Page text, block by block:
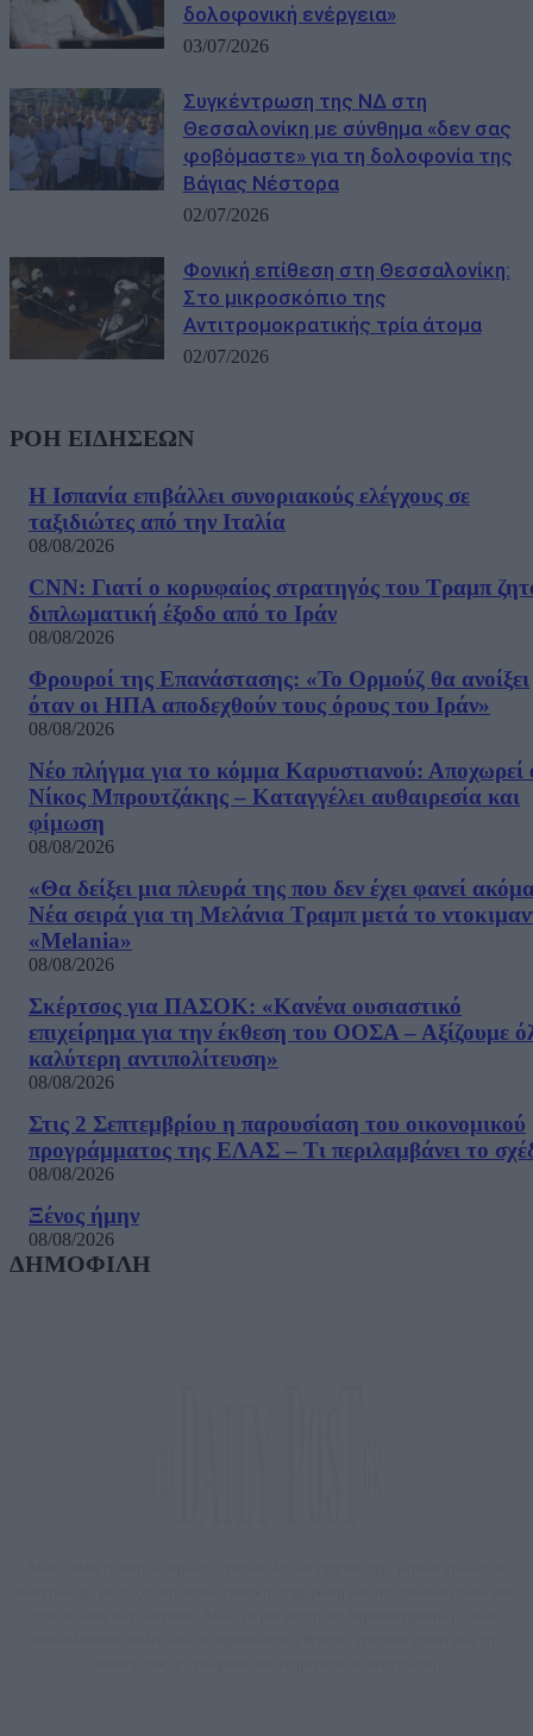
δολοφονική ενέργεια»
03/07/2026
Συγκέντρωση της ΝΔ στη
Θεσσαλονίκη με σύνθημα «δεν σας
φοβόμαστε» για τη δολοφονία της
Βάγιας Νέστορα
02/07/2026
Φονική επίθεση στη Θεσσαλονίκη:
Στο μικροσκόπιο της
Αντιτρομοκρατικής τρία άτομα
02/07/2026
ΡΟΗ ΕΙΔΗΣΕΩΝ
Η Ισπανία επιβάλλει συνοριακούς ελέγχους σε
ταξιδιώτες από την Ιταλία
08/08/2026
CNN: Γιατί ο κορυφαίος στρατηγός του Τραμπ
διπλωματική έξοδο από το Ιράν
08/08/2026
Φρουροί της Επανάστασης: «Το Ορμούζ θα ανοίξει
όταν οι ΗΠΑ αποδεχθούν τους όρους του Ιράν»
08/08/2026
Νέο πλήγμα για το κόμμα Καρυστιανού: Αποχωρεί
Νίκος Μπρουτζάκης – Καταγγέλει αυθαιρεσία και
φίμωση
08/08/2026
«Θα δείξει μια πλευρά της που δεν έχει φανεί
Νέα σειρά για τη Μελάνια Τραμπ μετά το
«Melania»
08/08/2026
Σκέρτσος για ΠΑΣΟΚ: «Κανένα ουσιαστικό
επιχείρημα για την έκθεση του ΟΟΣΑ – Αξίζουμε
καλύτερη αντιπολίτευση»
08/08/2026
Στις 2 Σεπτεμβρίου η παρουσίαση του οικονομικού
προγράμματος της ΕΛΑΣ – Τι περιλαμβάνει το
08/08/2026
Ξένος ήμην
08/08/2026
ΔΗΜΟΦΙΛΗ